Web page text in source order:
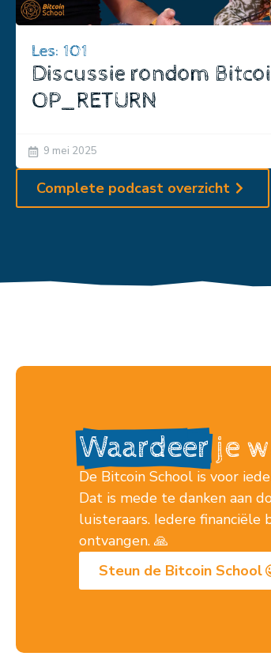
Les: 101
Discussie rondom
OP_RETURN
9 mei 2025
Complete podcast overzicht
Waardeer je
De Bitcoin School is voor
Dat is mede te danken aan
luisteraars. Iedere financiële
ontvangen. 🙏
Steun de Bitcoin School